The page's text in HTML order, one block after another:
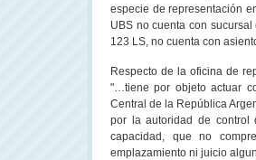
especie de representación
UBS no cuenta con
123 LS, no cuenta con
Respecto de la oficina de
"…tiene por objeto actuar
Central de la República
por la autoridad de control
capacidad, que no
emplazamiento ni juicio